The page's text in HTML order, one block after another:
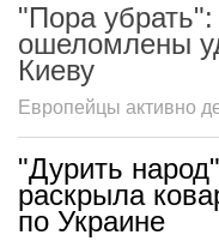
"Пора
ошеломлены
Киеву
Европейцы активно
"Дурить
раскрыла
по Украине